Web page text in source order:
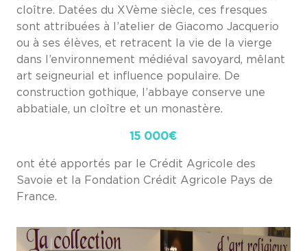
cloître. Datées du XVème siècle, ces fresques
sont attribuées à l’atelier de Giacomo Jacquerio
ou à ses élèves, et retracent la vie de la vierge
dans l’environnement médiéval savoyard, mêlant
art seigneurial et influence populaire. De
construction gothique, l’abbaye conserve une
abbatiale, un cloître et un monastère.
15 000€
ont été apportés par le Crédit Agricole des
Savoie et la Fondation Crédit Agricole Pays de
France.